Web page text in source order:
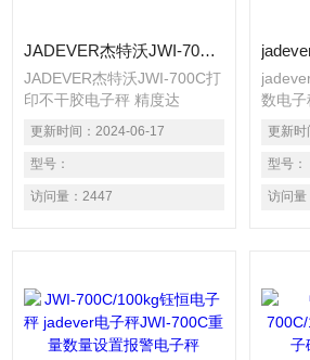
JADEVER杰特沃JWI-700C打印不干胶电子秤
JADEVER杰特沃JWI-700C打
印不干胶电子秤 精度达
1/15000，内部可调
1/30000。 适用1个荷重元装
置的电子秤。 具有单点校正
及三点校正之功能，确保精准
度。 自动平均单重功能，计
下限三段重量警示，并具有一
组记忆功
更新时间： 2024-06-17
型号：
访问量： 2447
数电
电子秤
可调1/
元装置
校正及
精准
准、
具有
更新时间
型号：
访问量